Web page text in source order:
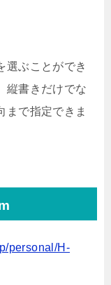
選ぶことができ
縦書きだけでな
まで指定できま
personal/H-